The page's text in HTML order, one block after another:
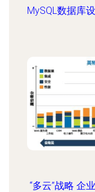
MySQL数据库
“多云”战略 企